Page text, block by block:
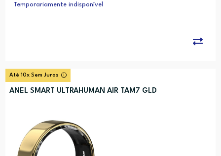
orias; Analise de Relogio Biologic
Temporariamente indisponível
Até 10x Sem Juros
ANEL SMART ULTRAHUMAN AIR TAM7 GLD